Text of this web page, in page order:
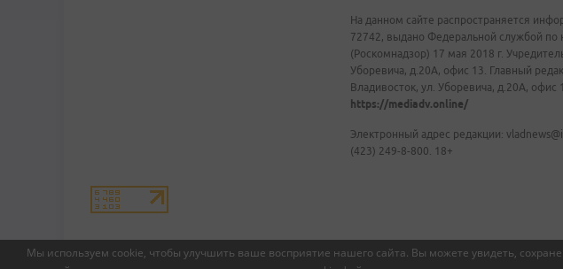
Мы используем cookie, чтобы улучшить ваше восприятие нашего сайта. Вы можете увидеть,
На данном сайте распространяется
72742, выдано Федеральной службой по
(Роскомнадзор) 17 мая 2018 г.
Уборевича, д.20А, офис 13. Главный
Владивосток, ул. Уборевича, д.20А, офис
https://mediadv.online/
Электронный адрес редакции:
(423) 249-8-800. 18+